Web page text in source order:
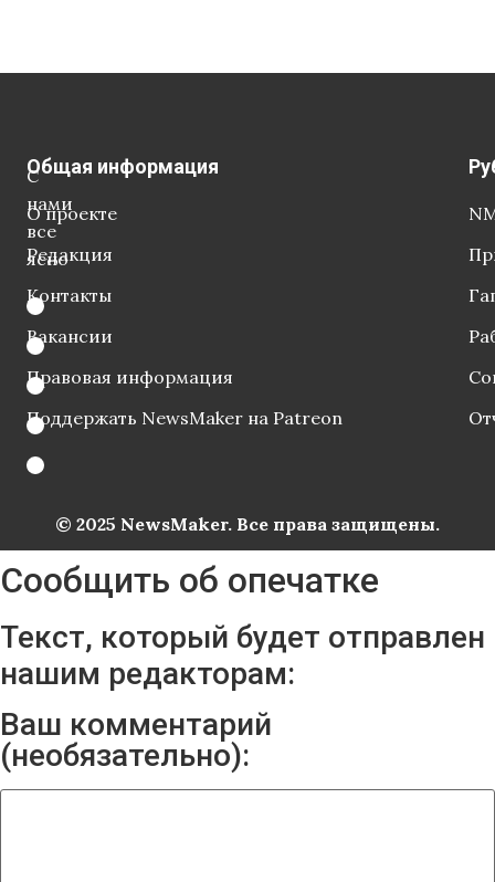
С
нами
все
ясно
Общая информация
О проекте
Редакция
Контакты
Вакансии
Правовая информация
Поддержать NewsMaker на Patreon
© 2025 NewsMaker. Все права защищены.
Сообщить об опечатке
Текст, который будет отправлен
нашим редакторам:
Ваш комментарий
(необязательно):